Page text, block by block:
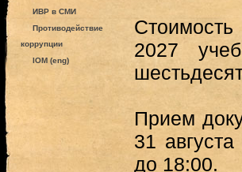
ИВР в СМИ
Противодействие
коррупции
IOM (eng)
2027
Прием
31
до 18:00.